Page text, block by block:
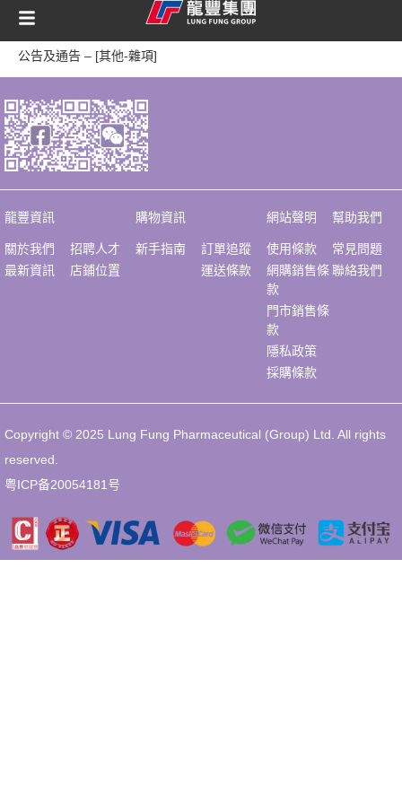
content
公告及通告 – [其他-雜項]
龍豐資訊 購物資訊 網站聲明 幫助我們
關於我們
最新資訊
招聘人才
店鋪位置
新手指南
訂單追蹤
運送條款
使用條款
網購銷售條
款
門市銷售條
款
隱私政策
採購條款
常見問題
聯絡我們
Copyright © 2025 Lung Fung Pharmaceutical (Group) Ltd. All rights
reserved.
粤ICP备20054181号